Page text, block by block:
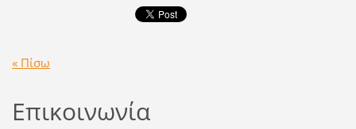
« Πίσω
Επικοινωνία